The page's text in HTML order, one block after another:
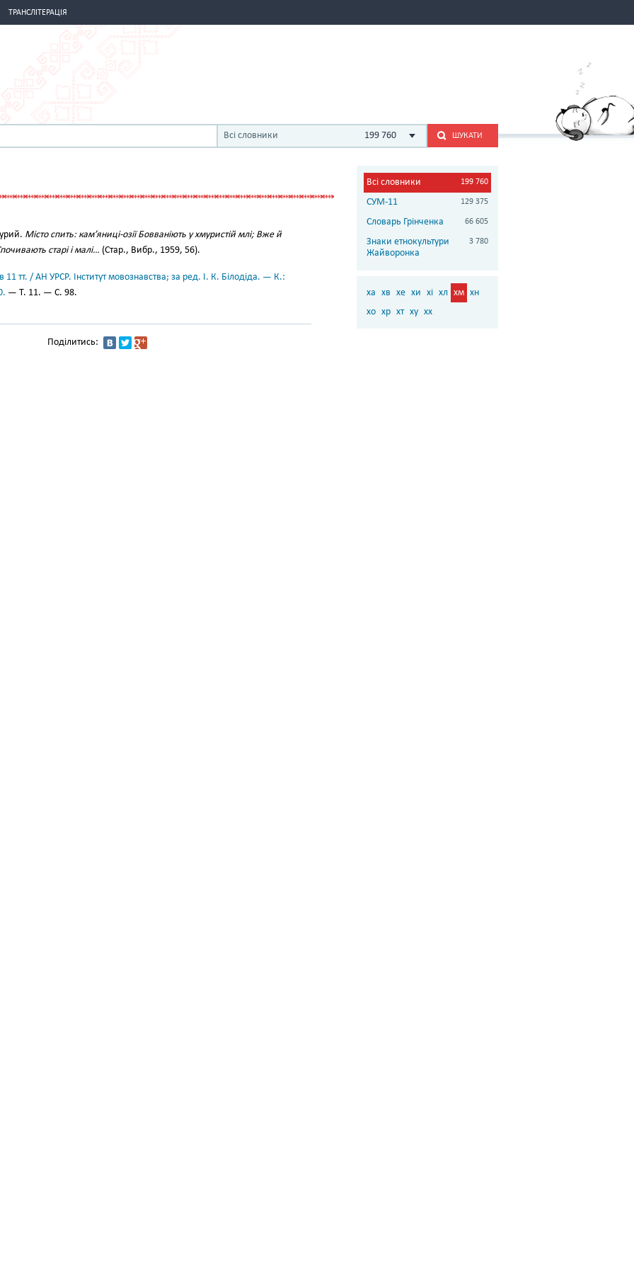
ТРАНСЛІТЕРАЦІЯ
Всі словники 199 760 ШУКАТИ
Місто спить: кам’яниці-озії Бовваніють у хмуристій млі; Вже й
старі і малі… (Стар., Вибр., 1959, 56).
11 тт. / АН УРСР. Інститут мовознавства; за ред. І. К. Білодіда. — К.:
— Т. 11. — С. 98.
Поділитись:
Всі словники 199 760
СУМ-11 129 375
Словарь Грінченка 66 605
Знаки етнокультури
Жайворонка
3 780
ха хв хе хи хі хл хм хн
хо хр хт ху хх